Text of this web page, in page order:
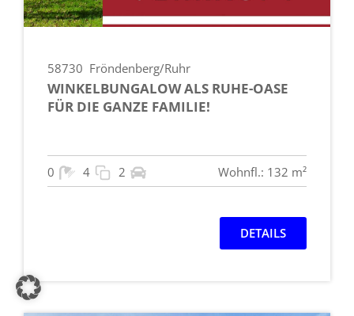
58730 Fröndenberg/Ruhr
WINKELBUNGALOW ALS RUHE-OASE
FÜR DIE GANZE FAMILIE!
0 4 2 Wohnfl.: 132 m²
DETAILS